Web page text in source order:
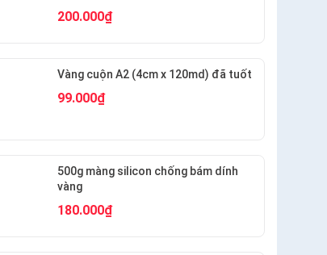
200.000₫
Vàng cuộn A2 (4cm x 120md) đã tuốt
99.000₫
500g màng silicon chống bám dính
vàng
180.000₫